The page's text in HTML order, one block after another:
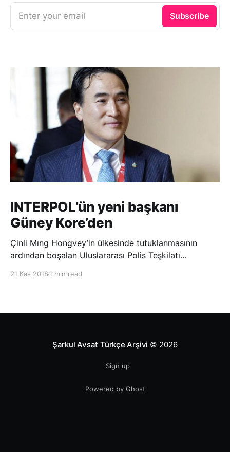
Enter your email Subscribe
INTERPOL’ün yeni başkanı
Güney Kore’den
Çinli Mıng Hongvey’in ülkesinde tutuklanmasının
ardından boşalan Uluslararası Polis Teşkilatı
21 Kas 2018 1 min read
Şarkul Avsat Türkçe Arşivi © 2026
Sign up
Powered by Ghost